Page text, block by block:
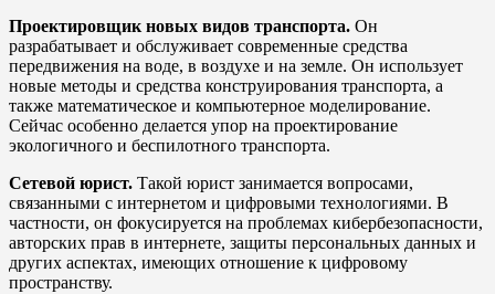
Проектировщик новых видов транспорта. Он
разрабатывает и обслуживает современные средства
передвижения на воде, в воздухе и на земле. Он использует
новые методы и средства конструирования транспорта, а
также математическое и компьютерное моделирование.
Сейчас особенно делается упор на проектирование
экологичного и беспилотного транспорта.
Сетевой юрист. Такой юрист занимается вопросами,
связанными с интернетом и цифровыми технологиями. В
частности, он фокусируется на проблемах кибербезопасности,
авторских прав в интернете, защиты персональных данных и
других аспектах, имеющих отношение к цифровому
пространству.